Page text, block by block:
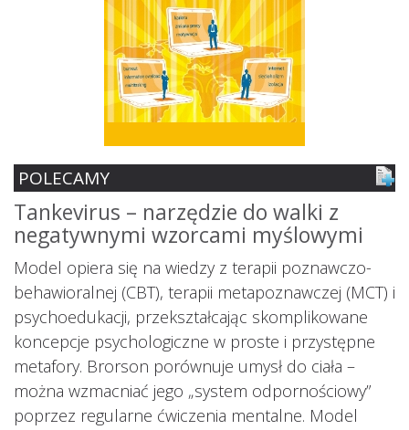
POLECAMY
Tankevirus – narzędzie do walki z
negatywnymi wzorcami myślowymi
Model opiera się na wiedzy z terapii poznawczo-
behawioralnej (CBT), terapii metapoznawczej (MCT) i
psychoedukacji, przekształcając skomplikowane
koncepcje psychologiczne w proste i przystępne
metafory. Brorson porównuje umysł do ciała –
można wzmacniać jego „system odpornościowy”
poprzez regularne ćwiczenia mentalne. Model